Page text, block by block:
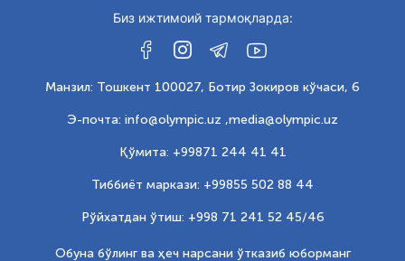
Биз ижтимоий тармоқларда:
Манзил: Тошкент 100027, Ботир Зокиров кўчаси, 6
Э-почта: info@olympic.uz ,media@olympic.uz
Қўмита: +99871 244 41 41
Тиббиёт маркази: +99855 502 88 44
Рўйхатдан ўтиш: +998 71 241 52 45/46
Обуна бўлинг ва ҳеч нарсани ўтказиб юборманг